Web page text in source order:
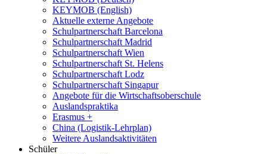
KEYMOB (English)
Aktuelle externe Angebote
Schulpartnerschaft Barcelona
Schulpartnerschaft Madrid
Schulpartnerschaft Wien
Schulpartnerschaft St. Helens
Schulpartnerschaft Lodz
Schulpartnerschaft Singapur
Angebote für die Wirtschaftsoberschule
Auslandspraktika
Erasmus +
China (Logistik-Lehrplan)
Weitere Auslandsaktivitäten
Schüler